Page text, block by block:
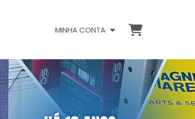
MINHA CONTA